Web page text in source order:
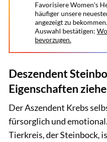
Favorisiere Women's
häufiger unsere
angezeigt zu
Auswahl bestätigen:
bevorzugen.
Deszendent
Eigenschaften
Der Aszendent Krebs
fürsorglich und
Tierkreis, der Steinbock,